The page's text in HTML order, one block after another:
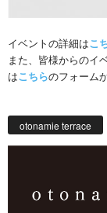
イベントの詳細はこ
また、皆様からのイ
はこちらのフォームか
otonamie terrace